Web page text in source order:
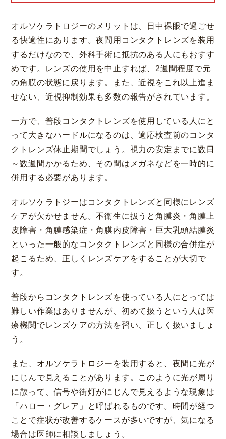
オルソケラトロジーのメリットは、日中裸眼で過ごせ
る快適性にあります。夜間用コンタクトレンズを装用
するだけなので、外科手術に抵抗のある人にもおすす
めです。レンズの使用を中止すれば、2週間程度で元
の角膜の状態に戻ります。また、近視をこれ以上進ま
せない、近視抑制効果も多数の報告がされています。
一方で、普段コンタクトレンズを使用している人にと
って大きなハードルになるのは、適応検査前のコンタ
クトレンズ休止期間でしょう。視力の安定までに数日
～数週間かかるため、その間はメガネなどを一時的に
併用する必要があります。
オルソケラトジーはコンタクトレンズと同様にレンズ
ケアが欠かせません。不衛生に扱うと角膜炎・角膜上
皮障害・角膜感染症・角膜内皮障害・巨大乳頭結膜炎
といった一般的なコンタクトレンズと同様の合併症が
起こるため、正しくレンズケアをすることが大切で
す。
普段からコンタクトレンズを使っている人にとっては
難しい作業はありませんが、初めて扱うという人は医
療機関でレンズケアの方法を習い、正しく扱いましょ
う。
また、オルソケラトロジーを装用すると、夜間に光が
にじんで見えることがあります。このように光が周り
に散って、信号や街灯がにじんで見えるような現象は
「ハロー・グレア」と呼ばれるものです。時間が経つ
ことで症状が改善するケースが多いですが、気になる
場合は医師に相談しましょう。